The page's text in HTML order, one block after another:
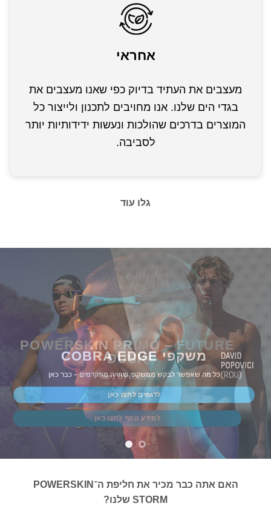
אחראי
מעצבים את העתיד בדיוק כפי שאנו מעצבים את
בגדי הים שלנו. אנו מחויבים לתכנון ולייצור כל
המוצרים בדרכים שהולכות ונעשות ידידותיות יותר
לסביבה.
גלו עוד
POWERSKIN PRIMO – FUTURE
DUSK
זמין עכשיו לרכישה
למידע נוסף לחצו כאן
משקפי COBRA EDGE
כל מה שאפשר לבקש ממשקפי שחייה מתקדמים – כבר כאן
לדגמים לחצו כאן
האם אתה כבר מכיר את חליפת ה־POWERSKIN
STORM שלנו?